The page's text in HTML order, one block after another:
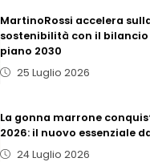
MartinoRossi accelera
sostenibilità con il bilancio
piano 2030
25 Luglio 2026
La gonna marrone
2026: il nuovo essenziale
24 Luglio 2026